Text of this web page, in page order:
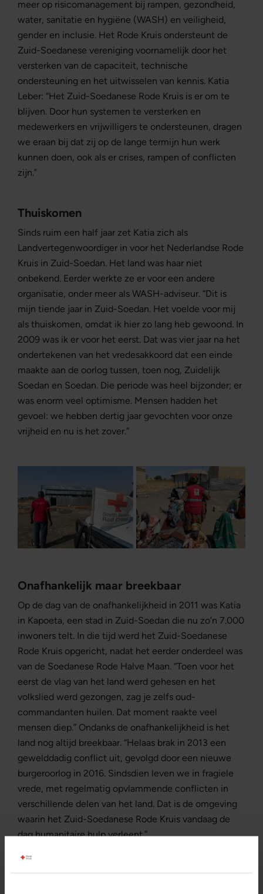
meer op risicomanagement bij rampen, gezondheid,
water, sanitatie en hygiëne (WASH) en veiligheid,
gender en inclusie. Het Rode Kruis ondersteunt de
Zuid-Soedanese vereniging voornamelijk door het
versterken van de capaciteit, technische
ondersteuning en het uitwisselen van kennis. Katia
Leber: “Het Zuid-Soedanese Rode Kruis is er om te
blijven. Door hun systemen te versterken en
medewerkers en vrijwilligers te ondersteunen, dragen
we eraan bij dat zij op de lange termijn hun werk
kunnen doen, ook als er crises, rampen of conflicten
zijn.”
Thuiskomen
Sinds ruim een half jaar zet Katia zich als
Landvertegenwoordiger in voor het Nederlandse Rode
Kruis in Zuid-Soedan. Het land was haar niet
onbekend. Eerder werkte ze er voor een andere
organisatie, onder meer als WASH-adviseur. “Dit is
mijn tiende jaar in Zuid-Soedan. Het voelde voor mij
als thuiskomen, omdat ik hier zo lang heb gewoond. In
2009 was ik er voor het eerst. Dat was vier jaar na het
ondertekenen van het vredesakkoord dat een einde
maakte aan de oorlog tussen, toen nog, Zuidelijk
Soedan en Soedan. Die periode was heel bijzonder; er
was enorm veel optimisme. Mensen hadden het
gevoel: we hebben dertig jaar gevochten voor onze
vrijheid en nu is het zover.”
Onafhankelijk maar breekbaar
Op de dag van de onafhankelijkheid in 2011 was Katia
in Kapoeta, een stad in Zuid-Soedan die nu zo’n 7.000
inwoners telt. In die tijd werd het Zuid-Soedanese
Rode Kruis opgericht, nadat het eerder onderdeel was
van de Soedanese Rode Halve Maan. “Toen voor het
eerst de vlag van het land werd gehesen en het
volkslied werd gezongen, zag je zelfs oud-
commandanten huilen. Dat moment raakte veel
mensen diep.” Ondanks de onafhankelijkheid is het
land nog altijd breekbaar. “Helaas brak in 2013 een
gewelddadig conflict uit, gevolgd door een nieuwe
burgeroorlog in 2016. Sindsdien leven we in fragiele
vrede, met regelmatig opvlammende conflicten in
verschillende delen van het land. Dat is de omgeving
waarin het Zuid-Soedanese Rode Kruis vandaag de
dag humanitaire hulp verleent.”
Tussen ontwikkeling en crisis